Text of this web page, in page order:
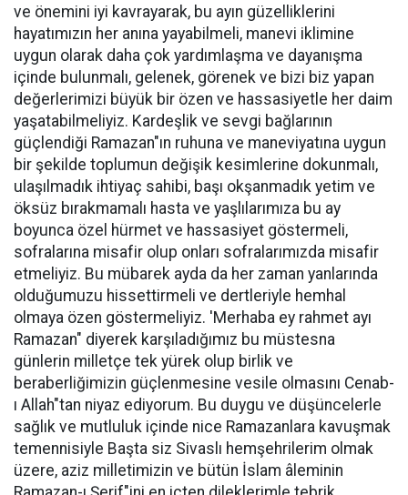
ve önemini iyi kavrayarak, bu ayın güzelliklerini
hayatımızın her anına yayabilmeli, manevi iklimine
uygun olarak daha çok yardımlaşma ve dayanışma
içinde bulunmalı, gelenek, görenek ve bizi biz yapan
değerlerimizi büyük bir özen ve hassasiyetle her daim
yaşatabilmeliyiz. Kardeşlik ve sevgi bağlarının
güçlendiği Ramazan"ın ruhuna ve maneviyatına uygun
bir şekilde toplumun değişik kesimlerine dokunmalı,
ulaşılmadık ihtiyaç sahibi, başı okşanmadık yetim ve
öksüz bırakmamalı hasta ve yaşlılarımıza bu ay
boyunca özel hürmet ve hassasiyet göstermeli,
sofralarına misafir olup onları sofralarımızda misafir
etmeliyiz. Bu mübarek ayda da her zaman yanlarında
olduğumuzu hissettirmeli ve dertleriyle hemhal
olmaya özen göstermeliyiz. 'Merhaba ey rahmet ayı
Ramazan" diyerek karşıladığımız bu müstesna
günlerin milletçe tek yürek olup birlik ve
beraberliğimizin güçlenmesine vesile olmasını Cenab-
ı Allah"tan niyaz ediyorum. Bu duygu ve düşüncelerle
sağlık ve mutluluk içinde nice Ramazanlara kavuşmak
temennisiyle Başta siz Sivaslı hemşehrilerim olmak
üzere, aziz milletimizin ve bütün İslam âleminin